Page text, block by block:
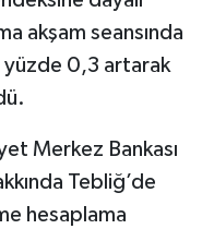
akşam seansında
yüzde 0,3 artarak
Merkez Bankası
Tebliğ’de
hesaplama